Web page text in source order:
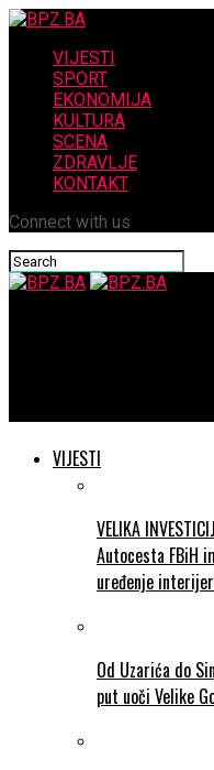
VIJESTI
SPORT
EKONOMIJA
KULTURA
SCENA
ZDRAVLJE
KONTAKT
Connect with us
VIJESTI
VELIKA
Autocesta FBiH
uređenje
Od Uzarića do
put uoči Velike